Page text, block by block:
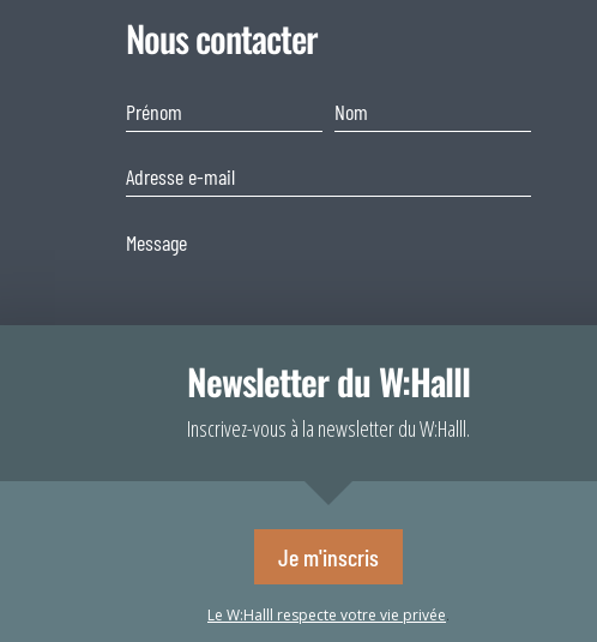
Afin de
votre
Nous contacter
relation commerciale qui peut en découler.
Newsletter du W:Halll
Inscrivez-vous à la newsletter du W:Halll.
Je m'inscris
Le W:Halll respecte votre vie privée.